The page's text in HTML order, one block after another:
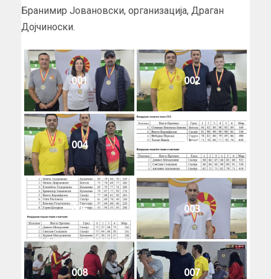
Бранимир Јовановски, организација, Драган
Дојчиноски.
001 002
004 005
006 003
008 007